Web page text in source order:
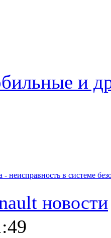
и
неисправность в системе
новости